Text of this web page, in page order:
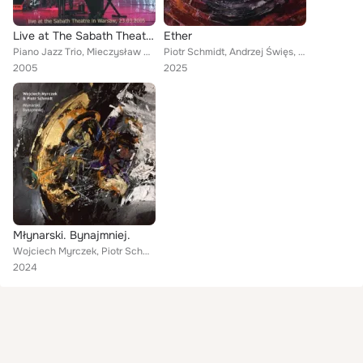
Live at The Sabath Theatre in Warsaw
Piano Jazz Trio, Mieczysław Mazur, Krzysztof Sadowski, Krzysztof Karpiński, Zbigniew Wegehaupt, Sebastian Frankiewicz, Violin Qu...
2005
Ether
Piotr Schmidt, Andrzej Święs, Sebastian Frankiewicz
2025
Młynarski. Bynajmniej.
Wojciech Myrczek, Piotr Schmidt feat. Krzysztof Herdzin, Andrzej Święs, Sebastian Frankiewicz
2024